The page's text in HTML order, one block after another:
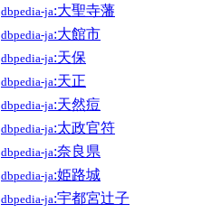
dbpedia-ja:大聖寺藩
dbpedia-ja:大館市
dbpedia-ja:天保
dbpedia-ja:天正
dbpedia-ja:天然痘
dbpedia-ja:太政官符
dbpedia-ja:奈良県
dbpedia-ja:姫路城
dbpedia-ja:宇都宮辻子